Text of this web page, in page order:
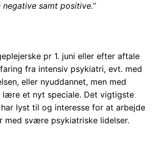
samt positive.”
pr 1. juni eller efter aftale
fra intensiv psykiatri, evt. med
eller nyuddannet, men med
lære et nyt speciale. Det vigtigste
lyst til og interesse for at arbejde
med svære psykiatriske lidelser.